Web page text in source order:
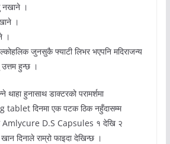
नखाने ।
।
।
जुनसुकै फ्याटी लिभर भएपनि मदिराजन्य
उत्तम हुन्छ ।
थाहा हुनासाथ डाक्टरको परामर्शमा
दिनमा एक पटक ठिक नहुँदासम्म
Amlycure D.S Capsules १ देखि २
दिनाले राम्रो फाइदा देखिन्छ ।